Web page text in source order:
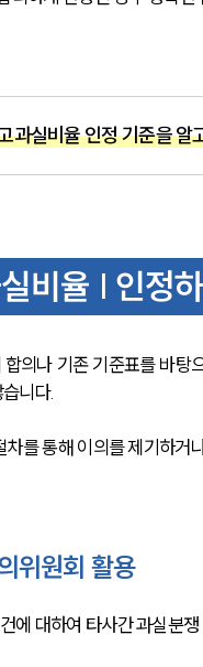
과실비율 인정 기준을 알
비율 | 인정
의나 기존 기준표를 바
니다.
를 통해 이의를 제기하거
위원회 활용
에 대하여 타사간 과실분